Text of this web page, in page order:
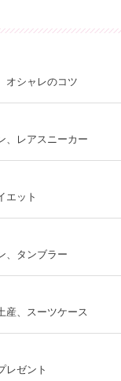
オシャレのコツ
、レアスニーカー
エット
、タンブラー
産、スーツケース
レゼント